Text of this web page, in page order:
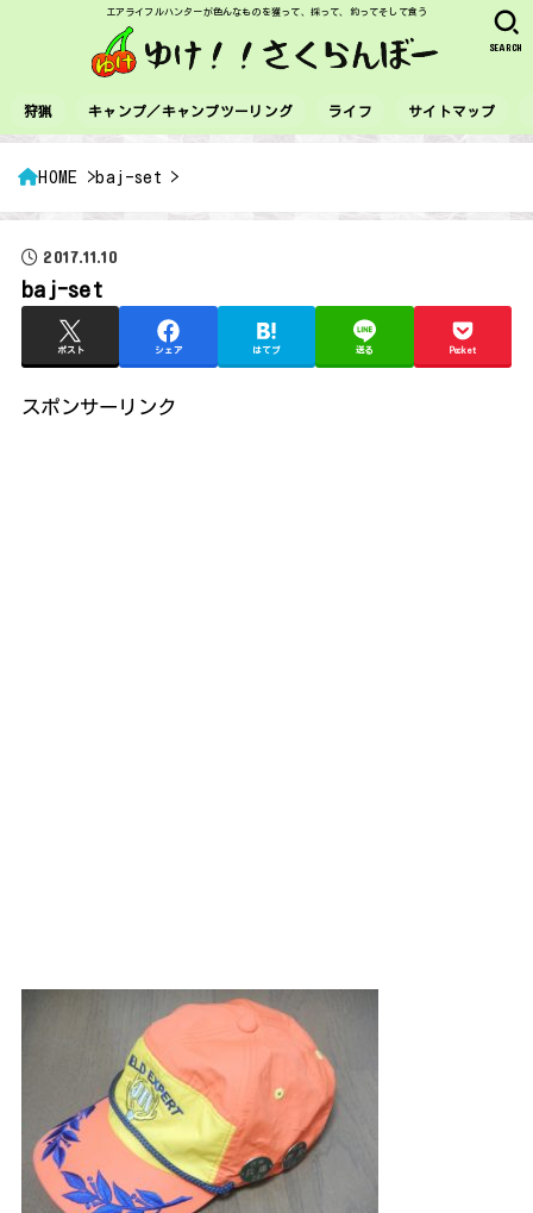
エアライフルハンターが色んなものを獲って、採って、釣ってそして食う
狩猟 キャンプ／キャンプツーリング ライフ サイトマップ
SEARCH
HOME baj-set
2017.11.10
baj-set
ポスト シェア はてブ 送る Pocket
スポンサーリンク